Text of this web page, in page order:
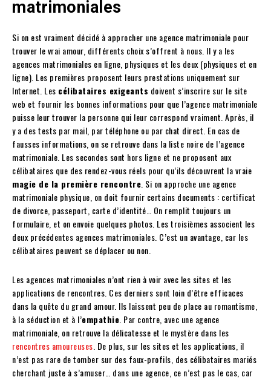
matrimoniales
Si on est vraiment décidé à approcher une agence matrimoniale pour
trouver le vrai amour, différents choix s’offrent à nous. Il y a les
agences matrimoniales en ligne, physiques et les deux (physiques et en
ligne). Les premières proposent leurs prestations uniquement sur
Internet. Les célibataires exigeants doivent s’inscrire sur le site
web et fournir les bonnes informations pour que l’agence matrimoniale
puisse leur trouver la personne qui leur correspond vraiment. Après, il
y a des tests par mail, par téléphone ou par chat direct. En cas de
fausses informations, on se retrouve dans la liste noire de l’agence
matrimoniale. Les secondes sont hors ligne et ne proposent aux
célibataires que des rendez-vous réels pour qu’ils découvrent la vraie
magie de la première rencontre. Si on approche une agence
matrimoniale physique, on doit fournir certains documents : certificat
de divorce, passeport, carte d’identité… On remplit toujours un
formulaire, et on envoie quelques photos. Les troisièmes associent les
deux précédentes agences matrimoniales. C’est un avantage, car les
célibataires peuvent se déplacer ou non.
Les agences matrimoniales n’ont rien à voir avec les sites et les
applications de rencontres. Ces derniers sont loin d’être efficaces
dans la quête du grand amour. Ils laissent peu de place au romantisme,
à la séduction et à l’empathie. Par contre, avec une agence
matrimoniale, on retrouve la délicatesse et le mystère dans les
rencontres amoureuses. De plus, sur les sites et les applications, il
n’est pas rare de tomber sur des faux-profils, des célibataires mariés
cherchant juste à s’amuser… dans une agence, ce n’est pas le cas, car